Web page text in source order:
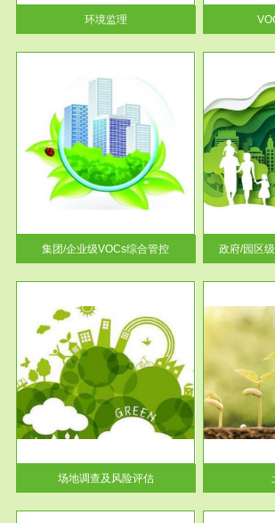
环境监理
率达...
集团/企业级VOCs综合管控
服务范围
政府/园区级VOCs综合管控服务
根据《石化行业挥发性有机物综
合整治方案》文件要求，到2017
年，全...
政府/园区
场地调查及风险评估
服务范围
土壤修复